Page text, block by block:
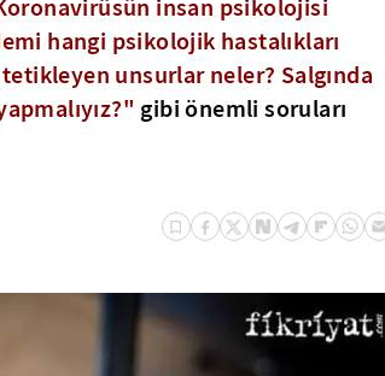
insan psikolojisi
hangi psikolojik hastalıkları
unsurlar neler? Salgında
gibi önemli soruları